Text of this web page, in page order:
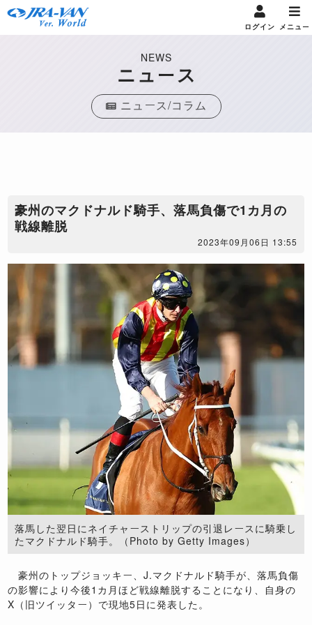
ログイン メニュー
NEWS
ニュース
ニュース/コラム
豪州のマクドナルド騎手、落馬負傷で1カ月の
戦線離脱
2023年09月06日 13:55
落馬した翌日にネイチャーストリップの引退レースに騎乗し
たマクドナルド騎手。（Photo by Getty Images）
豪州のトップジョッキー、J.マクドナルド騎手が、落馬負傷
の影響により今後1カ月ほど戦線離脱することになり、自身の
X（旧ツイッター）で現地5日に発表した。